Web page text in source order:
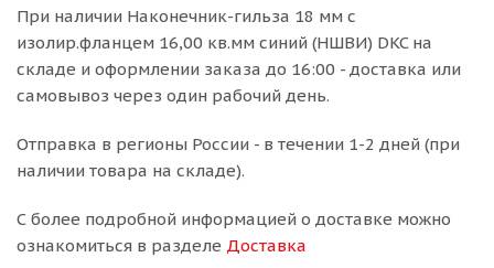
При наличии Наконечник-гильза 18 мм с
изолир.фланцем 16,00 кв.мм синий (НШВИ) DKC на
складе и оформлении заказа до 16:00 - доставка или
самовывоз через один рабочий день.
Отправка в регионы России - в течении 1-2 дней (при
наличии товара на складе).
С более подробной информацией о доставке можно
ознакомиться в разделе Доставка